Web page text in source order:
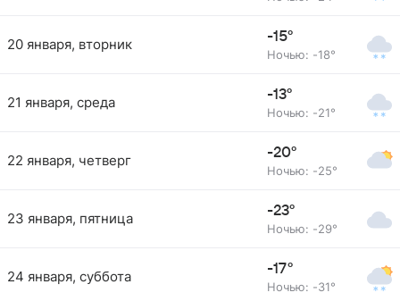
20 января, вторник -15°
Ночью: -18°
21 января, среда -13°
Ночью: -21°
22 января, четверг -20°
Ночью: -25°
23 января, пятница -23°
Ночью: -29°
24 января, суббота -17°
Ночью: -31°